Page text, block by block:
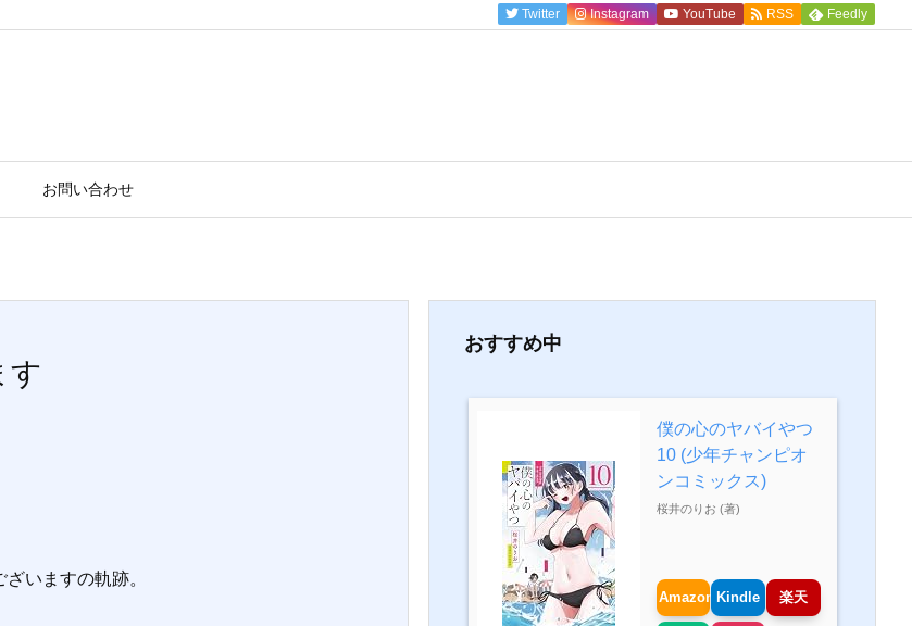
お問い合わせ
Twitter Instagram YouTube RSS Feedly
す
いますの軌跡。
おすすめ中
僕の心のヤバイやつ
10 (少年チャンピオ
ンコミックス)
桜井のりお (著)
Amazon Kindle 楽天